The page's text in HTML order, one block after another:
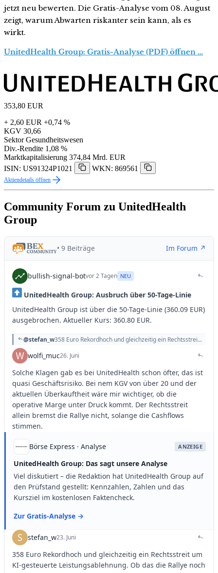
jetzt neu bewerten. Die Gratis-Analyse vom 08. August
zeigt, warum Abwarten riskanter sein kann, als es
wirkt.
UnitedHealth Group: Gratis-Analyse (PDF) öffnen …
353,80 EUR
+ 2,60 EUR +0,74 %
KGV 30,66
Sektor Gesundheitswesen
Div.-Rendite 1,08 %
Marktkapitalisierung 374,84 Mrd. EUR
ISIN: US91324P1021
WKN: 869561
Aktiendetails öffnen
Community Forum zu UnitedHealth
Group